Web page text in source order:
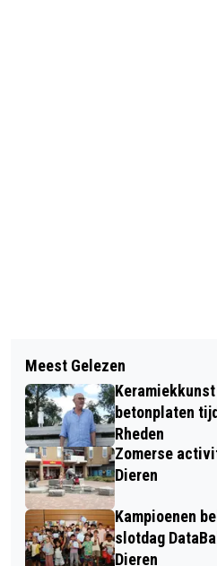
VALENTIJN
UIT VELP IN FINALE
CONCERTGEBOUW
OPENING KETI KOTI-
DE AFSCHAFFING
Meest Gelezen
betonplaten
Rheden
Zomerse
Dieren
Kampioenen
slotdag
Dieren